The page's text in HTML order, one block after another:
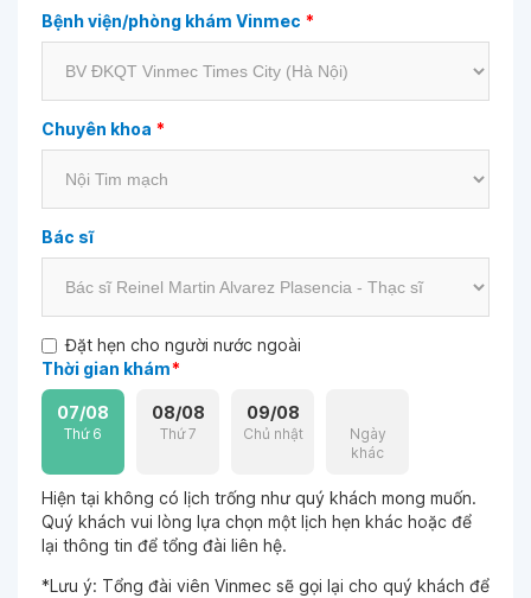
Bệnh viện/phòng khám Vinmec *
Chuyên khoa *
Bác sĩ
Đặt hẹn cho người nước ngoài
Thời gian khám*
07/08
Thứ 6
08/08
Thứ 7
09/08
Chủ nhật
Ngày
khác
Hiện tại không có lịch trống như quý khách mong muốn.
Quý khách vui lòng lựa chọn một lịch hẹn khác hoặc để
lại thông tin để tổng đài liên hệ.
*Lưu ý: Tổng đài viên Vinmec sẽ gọi lại cho quý khách để